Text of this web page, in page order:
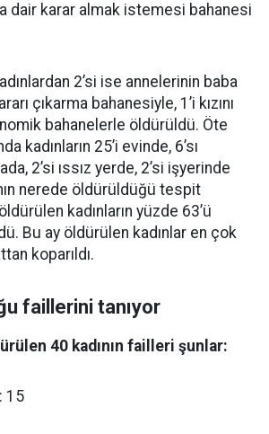
dair karar almak istemesi bahanesi
2’si ise annelerinin baba
çıkarma bahanesiyle, 1’i kızını
bahanelerle öldürüldü. Öte
kadınların 25’i evinde, 6’sı
2’si ıssız yerde, 2’si işyerinde
nerede öldürüldüğü tespit
kadınların yüzde 63’ü
Bu ay öldürülen kadınlar en çok
koparıldı.
faillerini tanıyor
40 kadının failleri şunlar:
15